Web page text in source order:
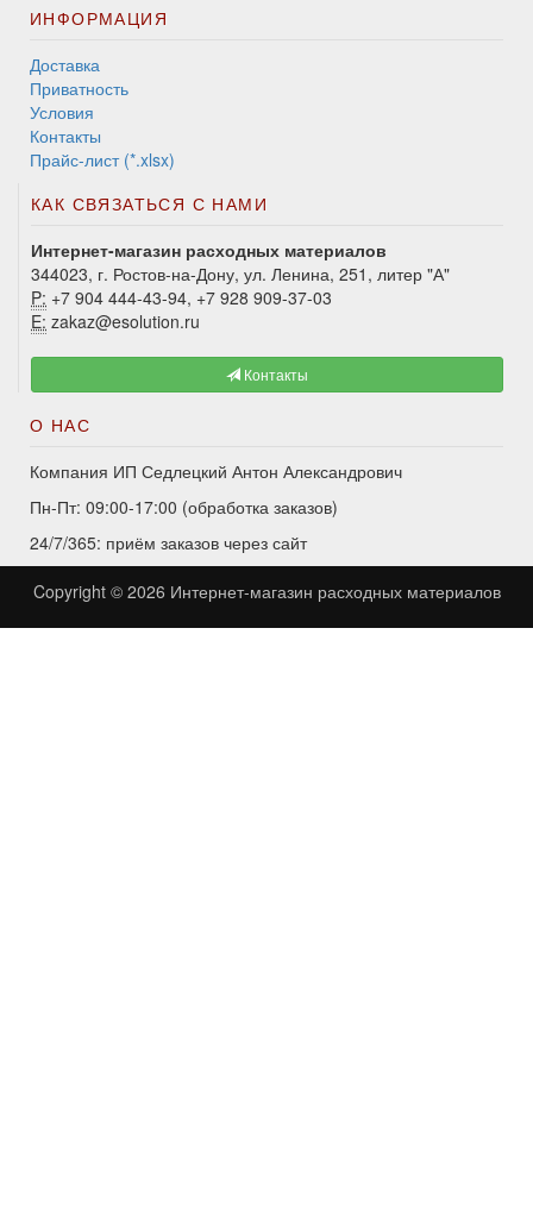
ИНФОРМАЦИЯ
Доставка
Приватность
Условия
Контакты
Прайс-лист (*.xlsx)
КАК СВЯЗАТЬСЯ С НАМИ
Интернет-магазин расходных материалов
344023, г. Ростов-на-Дону, ул. Ленина, 251, литер "А"
P: +7 904 444-43-94, +7 928 909-37-03
E: zakaz@esolution.ru
Контакты
О НАС
Компания ИП Седлецкий Антон Александрович
Пн-Пт: 09:00-17:00 (обработка заказов)
24/7/365: приём заказов через сайт
Copyright © 2026 Интернет-магазин расходных материалов